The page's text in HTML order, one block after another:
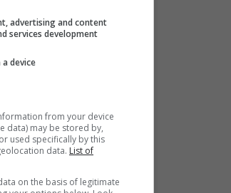
advertising and content
services development
device
from your device
data) may be stored by,
used specifically by this
data. List of
on the basis of legitimate